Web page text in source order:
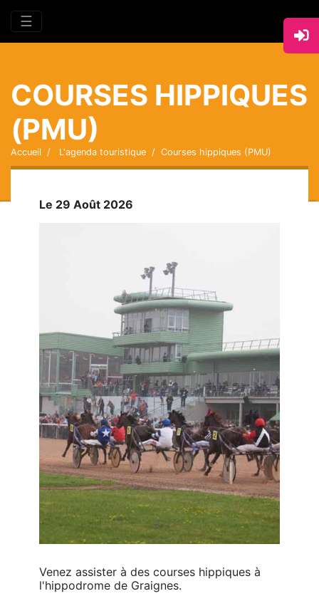
☰
COURSES HIPPIQUES
(PMU)
Accueil L'agenda touristique Courses hippiques (PMU)
Le 29 Août 2026
Venez assister à des courses hippiques à
l'hippodrome de Graignes.